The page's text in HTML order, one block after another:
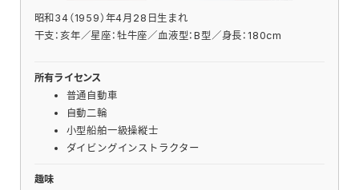
昭和34（1959）年4月28日生まれ
干支：亥年／星座：牡牛座／血液型：B型／身長：180cm
所有ライセンス
普通自動車
自動二輪
小型船舶一級操縦士
ダイビングインストラクター
趣味